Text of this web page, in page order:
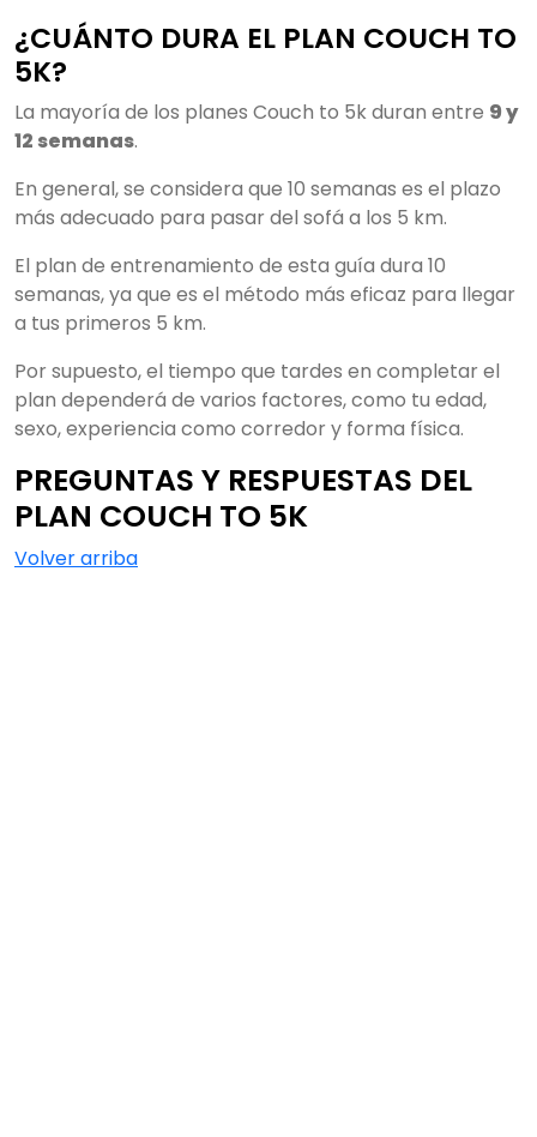
¿CUÁNTO DURA EL PLAN COUCH TO
5K?
La mayoría de los planes Couch to 5k duran entre 9 y
12 semanas.
En general, se considera que 10 semanas es el plazo
más adecuado para pasar del sofá a los 5 km.
El plan de entrenamiento de esta guía dura 10
semanas, ya que es el método más eficaz para llegar
a tus primeros 5 km.
Por supuesto, el tiempo que tardes en completar el
plan dependerá de varios factores, como tu edad,
sexo, experiencia como corredor y forma física.
PREGUNTAS Y RESPUESTAS DEL
PLAN COUCH TO 5K
Volver arriba